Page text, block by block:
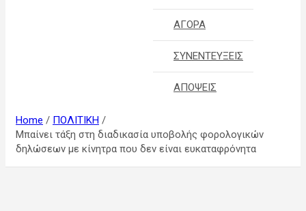
ΑΓΟΡΑ
ΣΥΝΕΝΤΕΥΞΕΙΣ
ΑΠΟΨΕΙΣ
Home
ΠΟΛΙΤΙΚΗ
Μπαίνει τάξη στη διαδικασία υποβολής φορολογικών
δηλώσεων με κίνητρα που δεν είναι ευκαταφρόνητα